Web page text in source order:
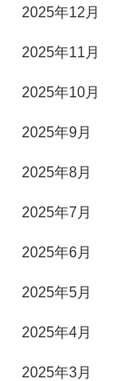
2025年12月
2025年11月
2025年10月
2025年9月
2025年8月
2025年7月
2025年6月
2025年5月
2025年4月
2025年3月